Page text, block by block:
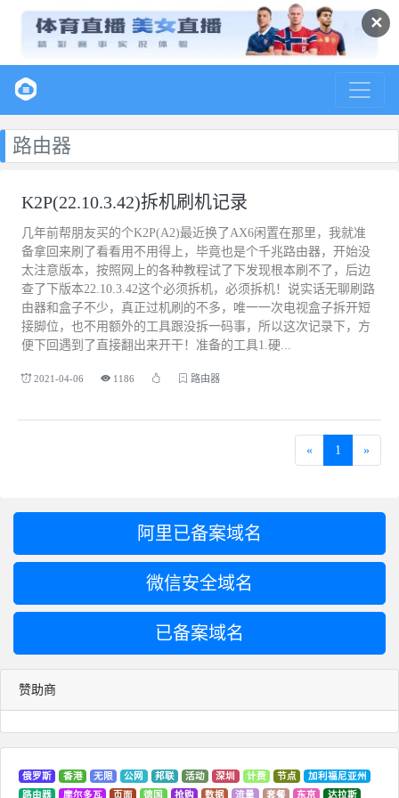
✕
路由器
K2P(22.10.3.42)拆机刷机记录
几年前帮朋友买的个K2P(A2)最近换了AX6闲置在那里，我就准
备拿回来刷了看看用不用得上，毕竟也是个千兆路由器，开始没
太注意版本，按照网上的各种教程试了下发现根本刷不了，后边
查了下版本22.10.3.42这个必须拆机，必须拆机！说实话无聊刷路
由器和盒子不少，真正过机刷的不多，唯一一次电视盒子拆开短
接脚位，也不用额外的工具跟没拆一码事，所以这次记录下，方
便下回遇到了直接翻出来开干！准备的工具1.硬...
2021-04-06 1186 路由器
« 1 »
阿里已备案域名
微信安全域名
已备案域名
赞助商
俄罗斯 香港 无限 公网 邦联 活动 深圳 计费 节点
加利福尼亚州
路由器
摩尔多瓦 页面 德国 抢购 数据 流量 套餐 东京 达拉斯